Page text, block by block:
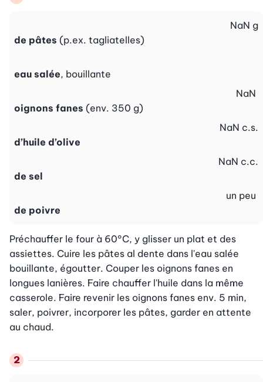
de pâtes (p.ex. tagliatelles)
NaN g
eau salée, bouillante
oignons fanes (env. 350 g)
NaN
d’huile d’olive
NaN c.s.
de sel
NaN c.c.
de poivre
un peu
Préchauffer le four à 60°C, y glisser un plat et des
assiettes. Cuire les pâtes al dente dans l'eau salée
bouillante, égoutter. Couper les oignons fanes en
longues lanières. Faire chauffer l'huile dans la même
casserole. Faire revenir les oignons fanes env. 5 min,
saler, poivrer, incorporer les pâtes, garder en attente
au chaud.